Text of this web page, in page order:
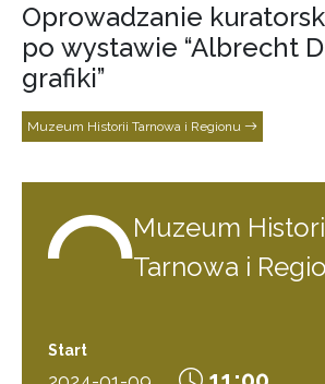
Oprowadzanie
po wystawie “Albrecht
grafiki”
Muzeum Historii Tarnowa i Regionu
Muzeum
Tarnowa i
Start